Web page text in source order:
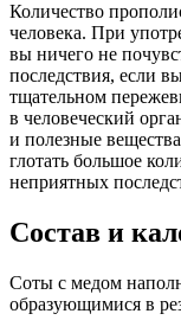
Количество
человека. При
вы ничего не
последствия, если
тщательном
в человеческий
и полезные
глотать большое
неприятных
Состав и
Соты с медом
образующимися в